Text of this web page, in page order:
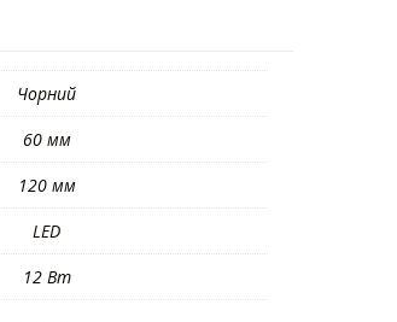
Чорний
60 мм
120 мм
LED
12 Вт